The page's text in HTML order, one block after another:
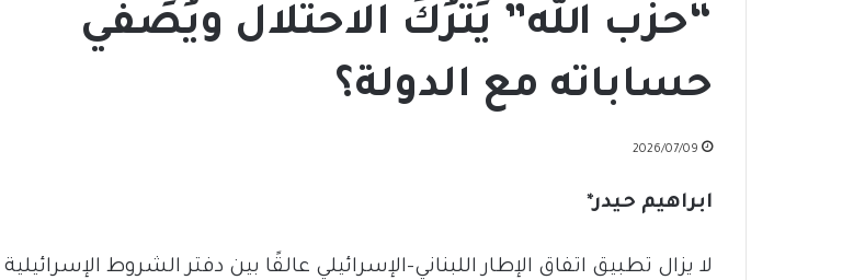
“حزب الله” يَترُكُ الاحتلال ويُصَفّي
حساباته مع الدولة؟
2026/07/09
ابراهيم حيدر*
لا يزال تطبيق اتفاق الإطار اللبناني-الإسرائيلي عالقًا بين دفتر الشروط الإسرائيلية